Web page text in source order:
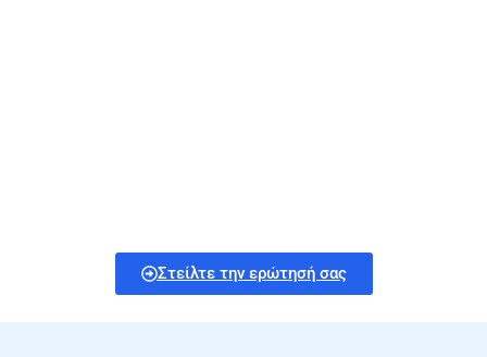
Στείλτε την ερώτησή σας